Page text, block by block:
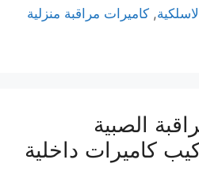
, كاميرات مراقبة منزلية
الصبية
تركيب كاميرات داخلية